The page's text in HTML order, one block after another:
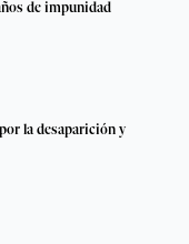
de impunidad
la desaparición y